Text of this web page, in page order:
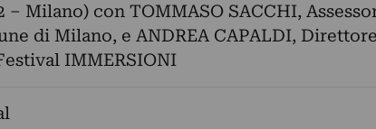
– Milano) con TOMMASO SACCHI,
di Milano, e ANDREA CAPALDI,
IMMERSIONI